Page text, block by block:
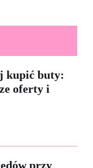
kupić buty:
oferty i
przy